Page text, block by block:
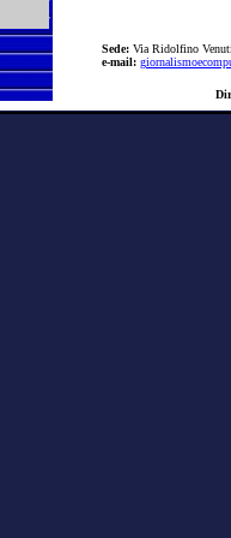
Sede:ViaRidolfino
e-mail: